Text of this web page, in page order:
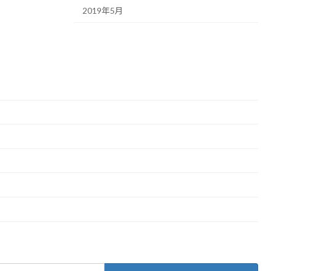
2019年5月